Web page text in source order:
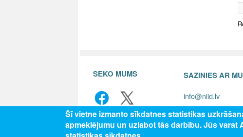
SEKO MUMS SAZINIES AR
info@niid.lv
Šī vietne izmanto sīkdatnes statistikas
apmeklējumu un uzlabot tās darbību. Jūs varat